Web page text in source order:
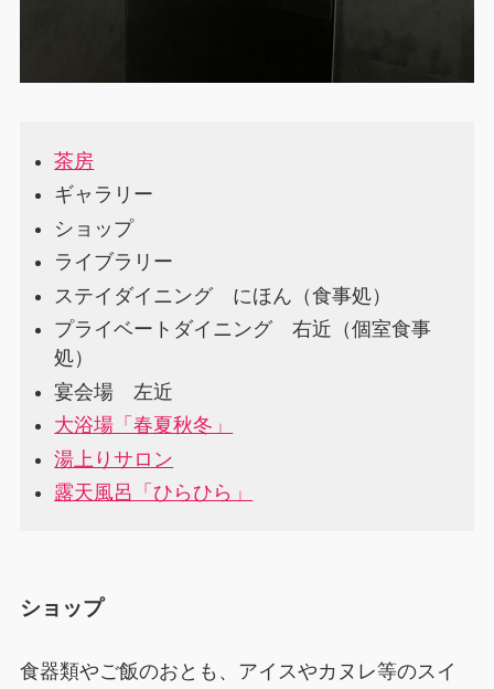
茶房
ギャラリー
ショップ
ライブラリー
ステイダイニング にほん（食事処）
プライベートダイニング 右近（個室食事
処）
宴会場 左近
大浴場「春夏秋冬」
湯上りサロン
露天風呂「ひらひら」
ショップ
食器類やご飯のおとも、アイスやカヌレ等のスイ